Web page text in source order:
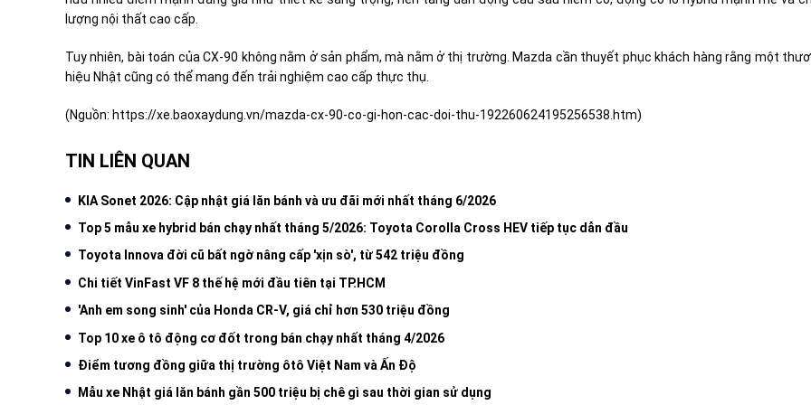
lượng nội thất cao cấp.
Tuy nhiên, bài toán của CX-90 không nằm ở sản phẩm, mà nằm ở thị trường. Mazda cần thuyết phục khách hàng rằng một
hiệu Nhật cũng có thể mang đến trải nghiệm cao cấp thực thụ.
(Nguồn: https://xe.baoxaydung.vn/mazda-cx-90-co-gi-hon-cac-doi-thu-192260624195256538.htm)
TIN LIÊN QUAN
KIA Sonet 2026: Cập nhật giá lăn bánh và ưu đãi mới nhất tháng 6/2026
Top 5 mẫu xe hybrid bán chạy nhất tháng 5/2026: Toyota Corolla Cross HEV tiếp tục dẫn đầu
Toyota Innova đời cũ bất ngờ nâng cấp 'xịn sò', từ 542 triệu đồng
Chi tiết VinFast VF 8 thế hệ mới đầu tiên tại TP.HCM
'Anh em song sinh' của Honda CR-V, giá chỉ hơn 530 triệu đồng
Top 10 xe ô tô động cơ đốt trong bán chạy nhất tháng 4/2026
Điểm tương đồng giữa thị trường ôtô Việt Nam và Ấn Độ
Mẫu xe Nhật giá lăn bánh gần 500 triệu bị chê gì sau thời gian sử dụng